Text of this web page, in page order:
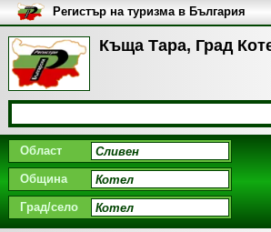
Къща Тара, Град
Регистър на туризма в България
Област
Община
Град/село